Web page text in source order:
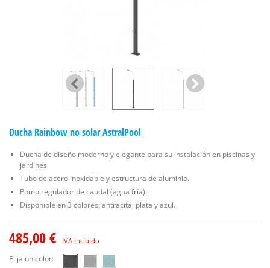
Ducha Rainbow no solar AstralPool
Ducha de diseño moderno y elegante para su instalación en piscinas y
jardines.
Tubo de acero inoxidable y estructura de aluminio.
Pomo regulador de caudal (agua fría).
Disponible en 3 colores: antracita, plata y azul.
485,00 € IVA incluido
Elija un color: